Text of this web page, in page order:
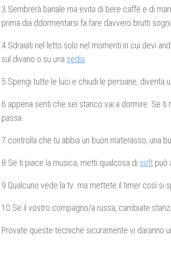
3 Sembrerà banale ma evita di bere caffè e di
prima dia ddormentarsi fa fare davvero brutti
4 Sdraiati nel letto solo nel momenti in cui devi
sul divano o su una sedia
5 Spengi tutte le luci e chiudi le persiane, diventa
6 appena senti che sei stanco vai a dormire. Se ti
passa.
7 controlla che tu abbia un buon materasso, una
8 Se ti piace la musica, metti qualcosa di soft può
9 Qualcuno vede la tv…ma mettete il timer così si
10 Se il vostro compagno/a russa, cambiate
Provate queste tecniche sicuramente vi daranno